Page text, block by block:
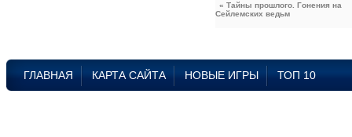
« Тайны прошлого. Гонения на
Сейлемских ведьм
ГЛАВНАЯ КАРТА САЙТА НОВЫЕ ИГРЫ ТОП 10